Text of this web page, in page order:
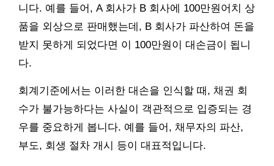
니다. 예를 들어, A 회사가 B 회사에 100만원어치 상
품을 외상으로 판매했는데, B 회사가 파산하여 돈을
받지 못하게 되었다면 이 100만원이 대손금이 됩니
다.
회계기준에서는 이러한 대손을 인식할 때, 채권 회
수가 불가능하다는 사실이 객관적으로 입증되는 경
우를 중요하게 봅니다. 예를 들어, 채무자의 파산,
부도, 회생 절차 개시 등이 대표적입니다.